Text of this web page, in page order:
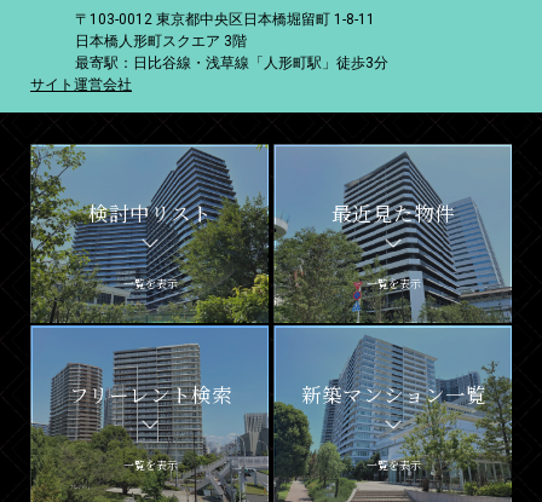
〒103-0012 東京都中央区日本橋堀留町 1-8-11
日本橋人形町スクエア 3階
最寄駅：日比谷線・浅草線「人形町駅」徒歩3分
サイト運営会社
検討中リスト
一覧を表示
最近見た物件
一覧を表示
フリーレント検索
一覧を表示
新築マンション一覧
一覧を表示